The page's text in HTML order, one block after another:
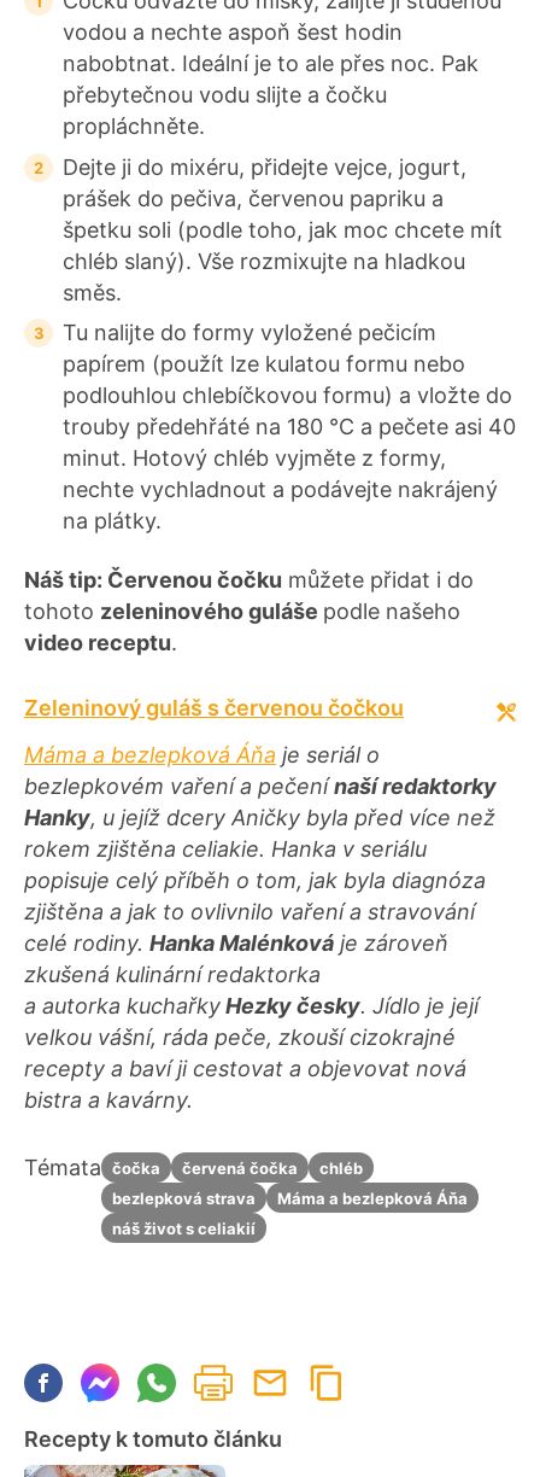
vodou a nechte aspoň šest hodin
nabobtnat. Ideální je to ale přes noc. Pak
přebytečnou vodu slijte a čočku
propláchněte.
Dejte ji do mixéru, přidejte vejce, jogurt,
prášek do pečiva, červenou papriku a
špetku soli (podle toho, jak moc chcete mít
chléb slaný). Vše rozmixujte na hladkou
směs.
Tu nalijte do formy vyložené pečicím
papírem (použít lze kulatou formu nebo
podlouhlou chlebíčkovou formu) a vložte do
trouby předehřáté na 180 °C a pečete asi 40
minut. Hotový chléb vyjměte z formy,
nechte vychladnout a podávejte nakrájený
na plátky.
Náš tip: Červenou čočku můžete přidat i do
tohoto zeleninového guláše podle našeho
video receptu.
Zeleninový guláš s červenou čočkou
Máma a bezlepková Áňa je seriál o
bezlepkovém vaření a pečenínaší redaktorky
Hanky, u jejíž dcery Aničky byla před více než
rokem zjištěna celiakie. Hanka v seriálu
popisuje celý příběh o tom, jak byla diagnóza
zjištěna a jak to ovlivnilo vaření a stravování
celé rodiny. Hanka Malénková je zároveň
zkušená kulinární redaktorka
a autorka kuchařkyHezky česky. Jídlo je její
velkou vášní, ráda peče, zkouší cizokrajné
recepty a baví ji cestovat a objevovat nová
bistra a kavárny.
Témata čočka červená čočka
chléb
bezlepková strava
Máma a bezlepková Áňa
náš život s celiakií
Recepty k tomuto článku